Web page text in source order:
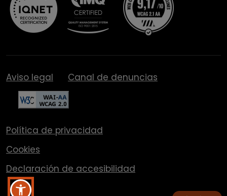
Aviso legal Canal de denuncias
Política de privacidad
Cookies
Declaración de accesibilidad